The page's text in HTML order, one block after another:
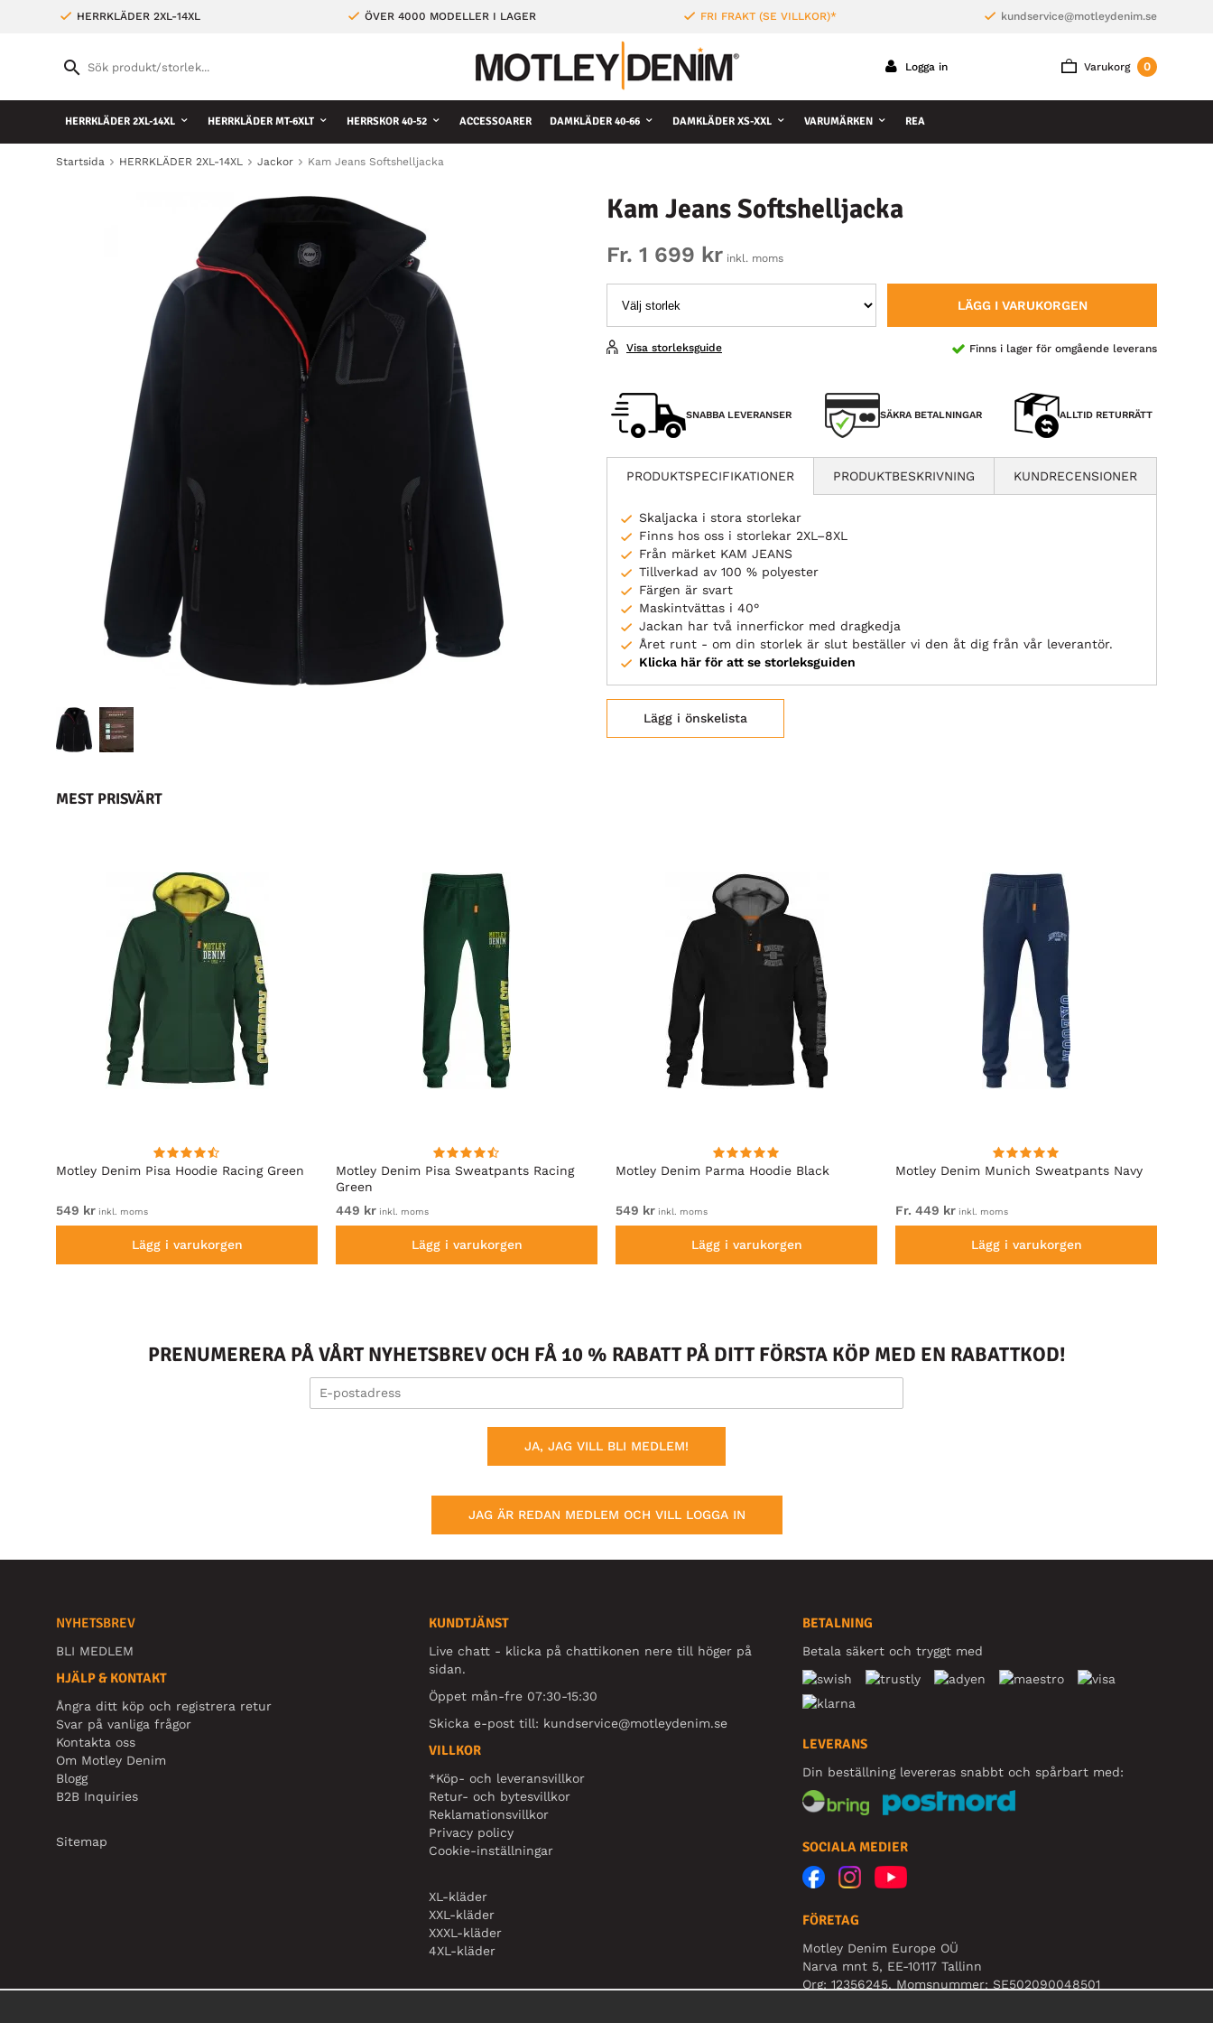
HERRKLÄDER 2XL-14XL ÖVER 4000 MODELLER I LAGER FRI FRAKT (SE VILLKOR)* kundservice@motleydenim.se
Varukorg 0
Logga in
HERRKLÄDER 2XL-14XL HERRKLÄDER MT-6XLT HERRSKOR 40-52 ACCESSOARER DAMKLÄDER 40-66 DAMKLÄDER XS-XXL VARUMÄRKEN REA
Startsida HERRKLÄDER 2XL-14XL Jackor Kam Jeans Softshelljacka
Kam Jeans Softshelljacka
Fr. 1 699 kr inkl. moms
LÄGG I VARUKORGEN
Finns i lager för omgående leverans
Visa storleksguide
SNABBA LEVERANSER SÄKRA BETALNINGAR ALLTID RETURRÄTT
PRODUKTSPECIFIKATIONER PRODUKTBESKRIVNING KUNDRECENSIONER
Skaljacka i stora storlekar
Finns hos oss i storlekar 2XL–8XL
Från märket KAM JEANS
Tillverkad av 100 % polyester
Färgen är svart
Maskintvättas i 40°
Jackan har två innerfickor med dragkedja
Året runt - om din storlek är slut beställer vi den åt dig från vår leverantör.
Klicka här för att se storleksguiden
Lägg i önskelista
MEST PRISVÄRT
Motley Denim Pisa Hoodie Racing Green
549 kr inkl. moms
Lägg i varukorgen
Motley Denim Pisa Sweatpants Racing
Green
449 kr inkl. moms
Lägg i varukorgen
Motley Denim Parma Hoodie Black
549 kr inkl. moms
Lägg i varukorgen
Motley Denim Munich Sweatpants Navy
Fr. 449 kr inkl. moms
Lägg i varukorgen
PRENUMERERA PÅ VÅRT NYHETSBREV OCH FÅ 10 % RABATT PÅ DITT FÖRSTA KÖP MED EN RABATTKOD!
JA, JAG VILL BLI MEDLEM!
JAG ÄR REDAN MEDLEM OCH VILL LOGGA IN
NYHETSBREV
BLI MEDLEM
HJÄLP & KONTAKT
Ångra ditt köp och registrera retur
Svar på vanliga frågor
Kontakta oss
Om Motley Denim
Blogg
B2B Inquiries
Sitemap
KUNDTJÄNST
Live chatt - klicka på chattikonen nere till höger på
sidan.
Öppet mån-fre 07:30-15:30
Skicka e-post till: kundservice@motleydenim.se
VILLKOR
*Köp- och leveransvillkor
Retur- och bytesvillkor
Reklamationsvillkor
Privacy policy
Cookie-inställningar
XL-kläder
XXL-kläder
XXXL-kläder
4XL-kläder
BETALNING
Betala säkert och tryggt med
LEVERANS
Din beställning levereras snabbt och spårbart med:
SOCIALA MEDIER
FÖRETAG
Motley Denim Europe OÜ
Narva mnt 5, EE-10117 Tallinn
Org: 12356245, Momsnummer: SE502090048501